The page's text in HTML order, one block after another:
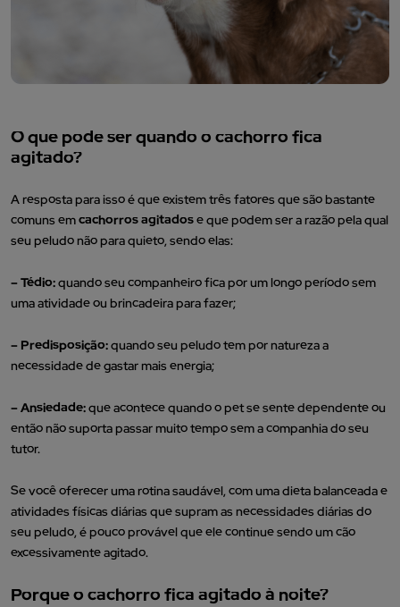
O que pode ser quando o cachorro fica
agitado?
A resposta para isso é que existem três fatores que são bastante
comuns emcachorros agitadose que podem ser a razão pela qual
seu peludo não para quieto, sendo elas:
– Tédio:quando seu companheiro fica por um longo período sem
uma atividade ou brincadeira para fazer;
– Predisposição:quando seu peludo tem por natureza a
necessidade de gastar mais energia;
– Ansiedade:que acontece quando o pet se sente dependente ou
então não suporta passar muito tempo sem a companhia do seu
tutor.
Se você oferecer uma rotina saudável, com uma dieta balanceada e
atividades físicas diárias que supram as necessidades diárias do
seu peludo, é pouco provável que ele continue sendo um cão
excessivamente agitado.
Porque o cachorro fica agitado à noite?